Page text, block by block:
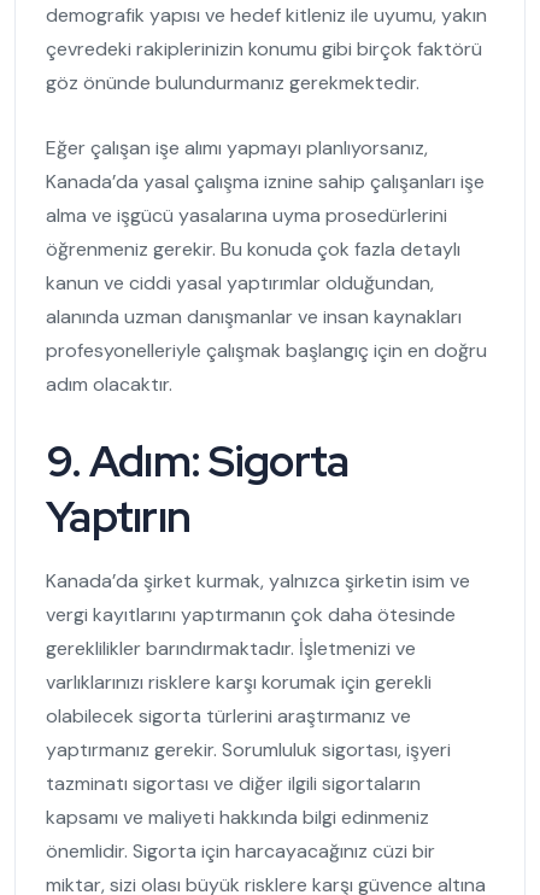
demografik yapısı ve hedef kitleniz ile uyumu, yakın
çevredeki rakiplerinizin konumu gibi birçok faktörü
göz önünde bulundurmanız gerekmektedir.
Eğer çalışan işe alımı yapmayı planlıyorsanız,
Kanada’da yasal çalışma iznine sahip çalışanları işe
alma ve işgücü yasalarına uyma prosedürlerini
öğrenmeniz gerekir. Bu konuda çok fazla detaylı
kanun ve ciddi yasal yaptırımlar olduğundan,
alanında uzman danışmanlar ve insan kaynakları
profesyonelleriyle çalışmak başlangıç için en doğru
adım olacaktır.
9. Adım: Sigorta
Yaptırın
Kanada’da şirket kurmak, yalnızca şirketin isim ve
vergi kayıtlarını yaptırmanın çok daha ötesinde
gereklilikler barındırmaktadır. İşletmenizi ve
varlıklarınızı risklere karşı korumak için gerekli
olabilecek sigorta türlerini araştırmanız ve
yaptırmanız gerekir. Sorumluluk sigortası, işyeri
tazminatı sigortası ve diğer ilgili sigortaların
kapsamı ve maliyeti hakkında bilgi edinmeniz
önemlidir. Sigorta için harcayacağınız cüzi bir
miktar, sizi olası büyük risklere karşı güvence altına